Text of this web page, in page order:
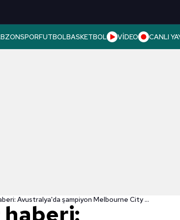
FUTBOLBASKETBOL VİDEO CANLI
Son dakika spor haberi: Avustralya'da şampiyon Melbourne City oldu!